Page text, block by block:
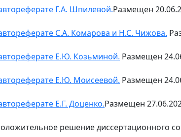
Г.А. Шпилевой.Размещен
С.А. Комарова и Н.С. Чижова.
Е.Ю. Козьминой. Размещен
Е.Ю. Моисеевой. Размещен
Е.Г. Доценко.Размещен
решение диссертационного